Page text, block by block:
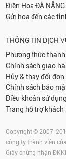
Điện Hoa ĐÀ NẴNG
Gửi hoa đến các
THÔNG TIN DỊCH
Phương thức
Chính sách giao
Hủy & thay đổi đơn
Chính sách bảo
Điều khoản sử dụng
Trang hỗ trợ khách
Copyright © 2007-
công ty thành viên
Giấy chứng nhận